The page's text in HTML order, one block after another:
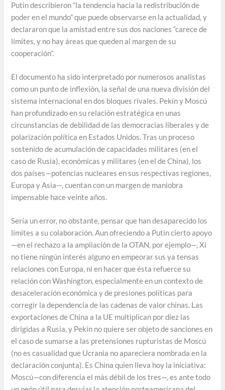
Putin describieron “la tendencia hacia la redistribución de
poder en el mundo” que puede observarse en la actualidad, y
declararon que la amistad entre sus dos naciones “carece de
límites, y no hay áreas que queden al margen de su
cooperación”.
El documento ha sido interpretado por numerosos analistas
como un punto de inflexión, la señal de una nueva división del
sistema internacional en dos bloques rivales. Pekín y Moscú
han profundizado en su relación estratégica en unas
circunstancias de debilidad de las democracias liberales y de
polarización política en Estados Unidos. Tras un proceso
sostenido de acumulación de capacidades militares (en el
caso de Rusia), económicas y militares (en el de China), los
dos países—potencias nucleares en sus respectivas regiones,
Europa y Asia—, cuentan con un margen de maniobra
impensable hace veinte años.
Sería un error, no obstante, pensar que han desaparecido los
límites a su colaboración. Aun ofreciendo a Putin cierto apoyo
—en el rechazo a la ampliación de la OTAN, por ejemplo—, Xi
no tiene ningún interés alguno en empeorar sus ya tensas
relaciones con Europa, ni en hacer que ésta refuerce su
relación con Washington, especialmente en un contexto de
desaceleración económica y de presiones políticas para
corregir la dependencia de las cadenas de valor chinas. Las
exportaciones de China a la UE multiplican por diez las
dirigidas a Rusia, y Pekín no quiere ser objeto de sanciones en
el caso de sumarse a las pretensiones rupturistas de Moscú
(no es casualidad que Ucrania no apareciera nombrada en la
declaración conjunta). Es China quien lleva hoy la iniciativa:
Moscú—con diferencia el más débil de los tres—, es ante todo